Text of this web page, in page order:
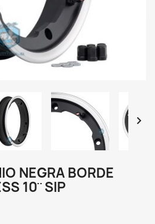

NEGRA BORDE
10¨ SIP